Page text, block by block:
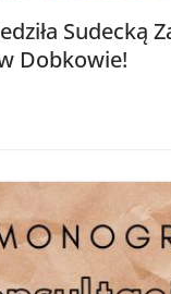
Sudecką
Dobkowie!